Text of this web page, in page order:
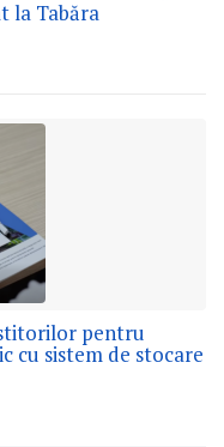
la Tabăra
pentru
cu sistem de stocare